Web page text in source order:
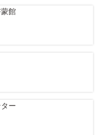
館
ー